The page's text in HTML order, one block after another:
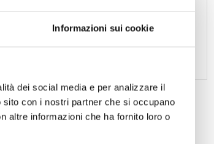
Informazioni sui cookie
dei social media e per analizzare il
con i nostri partner che si occupano
altre informazioni che ha fornito loro o
- Talenti
Talenti
MrX Regenschirm - Talenti